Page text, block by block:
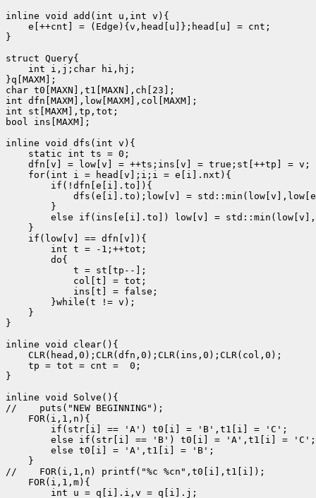
inline void add(int u,int v){
    e[++cnt] = (Edge){v,head[u]};head[u] = cnt;
}
struct Query{
    int i,j;char hi,hj;
}q[MAXM];
char t0[MAXN],t1[MAXN],ch[23];
int dfn[MAXM],low[MAXM],col[MAXM];
int st[MAXM],tp,tot;
bool ins[MAXM];
inline void dfs(int v){
    static int ts = 0;
    dfn[v] = low[v] = ++ts;ins[v] = true;st[++tp] = v;
    for(int i = head[v];i;i = e[i].nxt){
        if(!dfn[e[i].to]){
dfs(e[i].to);low[v] =
        }
else if(ins[e[i].to]) low[v] =
    }
    if(low[v] == dfn[v]){
        int t = -1;++tot;
        do{
            t = st[tp--];
            col[t] = tot;
            ins[t] = false;
        }while(t != v);
    }
}
inline void clear(){
    CLR(head,0);CLR(dfn,0);CLR(ins,0);CLR(col,0);
    tp = tot = cnt =  0;
}
inline void Solve(){
//    puts("NEW BEGINNING");
    FOR(i,1,n){
        if(str[i] == 'A') t0[i] = 'B',t1[i] = 'C';
        else if(str[i] == 'B') t0[i] = 'A',t1[i] = 'C';
        else t0[i] = 'A',t1[i] = 'B';
    }
//    FOR(i,1,n) printf("%c %cn",t0[i],t1[i]);
    FOR(i,1,m){
        int u = q[i].i,v = q[i].j;